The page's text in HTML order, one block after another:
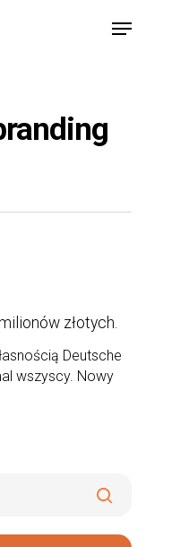
Menu
złotych.
Deutsche
wszyscy. Nowy